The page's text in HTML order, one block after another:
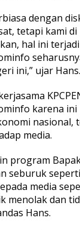
dengan
tetapi kami di
hal ini
ini,” ujar Hans.
karena ini
nasional,
media.
program
seburuk
media
menolak dan
Hans.